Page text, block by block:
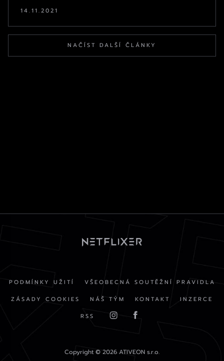
14.11.2021
NAČÍST DALŠÍ ČLÁNKY
PODMÍNKY UŽITÍ
VŠEOBECNÁ SOUTĚŽNÍ PRAVIDLA
ZÁSADY COOKIES
NÁŠ TÝM KONTAKT
INZERCE
RSS
Copyright © 2026 ATIVEON s.r.o.